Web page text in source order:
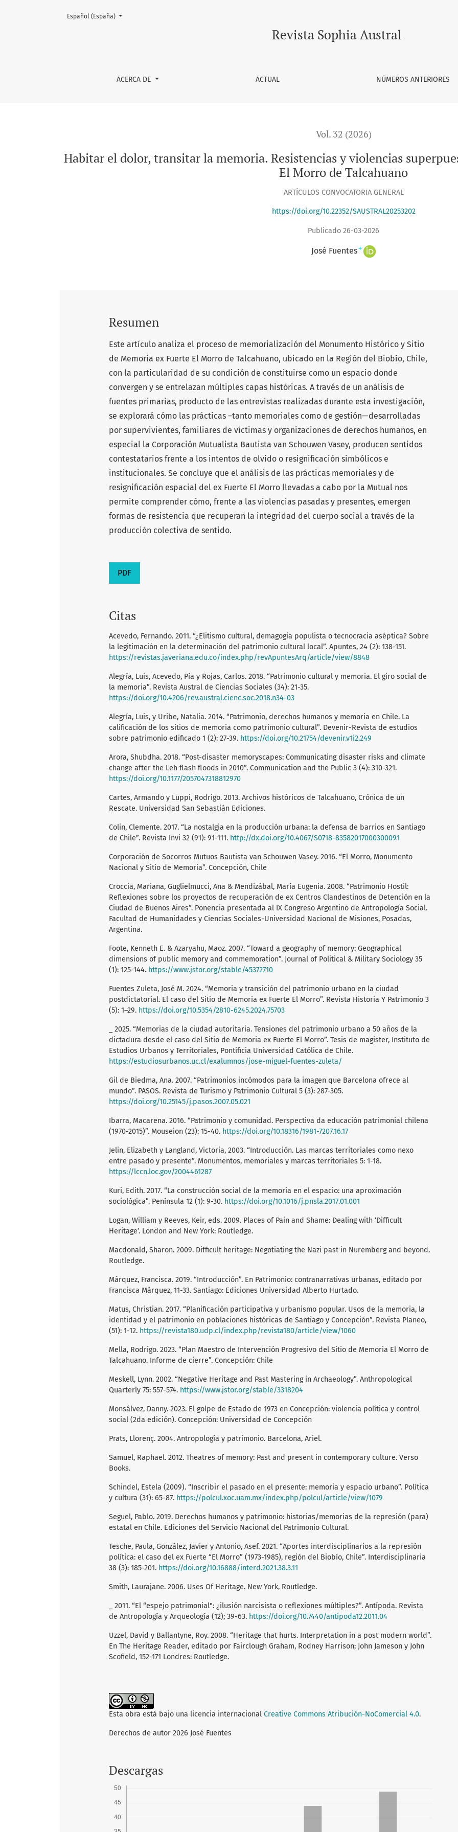
Habitar el dolor, transitar la memoria. Resistencias y violencias superpuestas desde el caso del ex Fuerte
Revista Sophia Austral
ACERCA DE ACTUAL NÚMEROS ANTERIORES
Cambiar el idioma. El actual es:
Español (España)
Vol. 32 (2026)
Habitar el dolor, transitar la memoria. Resistencias y violencias
El Morro de Talcahuano
ARTÍCULOS CONVOCATORIA GENERAL
https://doi.org/10.22352/SAUSTRAL20253202
Publicado 26-03-2026
José Fuentes+
Resumen
Este artículo analiza el proceso de memorialización del Monumento Histórico y Sitio
de Memoria ex Fuerte El Morro de Talcahuano, ubicado en la Región del Biobío, Chile,
con la particularidad de su condición de constituirse como un espacio donde
convergen y se entrelazan múltiples capas históricas. A través de un análisis de
fuentes primarias, producto de las entrevistas realizadas durante esta investigación,
se explorará cómo las prácticas –tanto memoriales como de gestión—desarrolladas
por supervivientes, familiares de víctimas y organizaciones de derechos humanos, en
especial la Corporación Mutualista Bautista van Schouwen Vasey, producen sentidos
contestatarios frente a los intentos de olvido o resignificación simbólicos e
institucionales. Se concluye que el análisis de las prácticas memoriales y de
resignificación espacial del ex Fuerte El Morro llevadas a cabo por la Mutual nos
permite comprender cómo, frente a las violencias pasadas y presentes, emergen
formas de resistencia que recuperan la integridad del cuerpo social a través de la
producción colectiva de sentido.
PDF
Citas
Acevedo, Fernando. 2011. “¿Elitismo cultural, demagogia populista o tecnocracia aséptica? Sobre
la legitimación en la determinación del patrimonio cultural local”. Apuntes, 24 (2): 138-151.
https://revistas.javeriana.edu.co/index.php/revApuntesArq/article/view/8848
Alegría, Luis, Acevedo, Pía y Rojas, Carlos. 2018. “Patrimonio cultural y memoria. El giro social de
la memoria”. Revista Austral de Ciencias Sociales (34): 21-35.
https://doi.org/10.4206/rev.austral.cienc.soc.2018.n34-03
Alegría, Luis, y Uribe, Natalia. 2014. “Patrimonio, derechos humanos y memoria en Chile. La
calificación de los sitios de memoria como patrimonio cultural”. Devenir-Revista de estudios
sobre patrimonio edificado 1 (2): 27-39. https://doi.org/10.21754/devenir.v1i2.249
Arora, Shubdha. 2018. “Post-disaster memoryscapes: Communicating disaster risks and climate
change after the Leh flash floods in 2010”. Communication and the Public 3 (4): 310-321.
https://doi.org/10.1177/2057047318812970
Cartes, Armando y Luppi, Rodrigo. 2013. Archivos históricos de Talcahuano, Crónica de un
Rescate. Universidad San Sebastián Ediciones.
Colin, Clemente. 2017. “La nostalgia en la producción urbana: la defensa de barrios en Santiago
de Chile”. Revista Invi 32 (91): 91-111. http://dx.doi.org/10.4067/S0718-83582017000300091
Corporación de Socorros Mutuos Bautista van Schouwen Vasey. 2016. “El Morro, Monumento
Nacional y Sitio de Memoria”. Concepción, Chile
Croccia, Mariana, Guglielmucci, Ana & Mendizábal, María Eugenia. 2008. “Patrimonio Hostil:
Reflexiones sobre los proyectos de recuperación de ex Centros Clandestinos de Detención en la
Ciudad de Buenos Aires”. Ponencia presentada al IX Congreso Argentino de Antropología Social.
Facultad de Humanidades y Ciencias Sociales-Universidad Nacional de Misiones, Posadas,
Argentina.
Foote, Kenneth E. & Azaryahu, Maoz. 2007. “Toward a geography of memory: Geographical
dimensions of public memory and commemoration”. Journal of Political & Military Sociology 35
(1): 125-144. https://www.jstor.org/stable/45372710
Fuentes Zuleta, José M. 2024. “Memoria y transición del patrimonio urbano en la ciudad
postdictatorial. El caso del Sitio de Memoria ex Fuerte El Morro”. Revista Historia Y Patrimonio 3
(5): 1–29. https://doi.org/10.5354/2810-6245.2024.75703
_ 2025. “Memorias de la ciudad autoritaria. Tensiones del patrimonio urbano a 50 años de la
dictadura desde el caso del Sitio de Memoria ex Fuerte El Morro”. Tesis de magister, Instituto de
Estudios Urbanos y Territoriales, Pontificia Universidad Católica de Chile.
https://estudiosurbanos.uc.cl/exalumnos/jose-miguel-fuentes-zuleta/
Gil de Biedma, Ana. 2007. “Patrimonios incómodos para la imagen que Barcelona ofrece al
mundo”. PASOS. Revista de Turismo y Patrimonio Cultural 5 (3): 287-305.
https://doi.org/10.25145/j.pasos.2007.05.021
Ibarra, Macarena. 2016. “Patrimonio y comunidad. Perspectiva da educación patrimonial chilena
(1970-2015)”. Mouseion (23): 15-40. https://doi.org/10.18316/1981-7207.16.17
Jelin, Elizabeth y Langland, Victoria, 2003. “Introducción. Las marcas territoriales como nexo
entre pasado y presente”. Monumentos, memoriales y marcas territoriales 5: 1-18.
https://lccn.loc.gov/2004461287
Kuri, Edith. 2017. “La construcción social de la memoria en el espacio: una aproximación
sociológica”. Península 12 (1): 9-30. https://doi.org/10.1016/j.pnsla.2017.01.001
Logan, William y Reeves, Keir, eds. 2009. Places of Pain and Shame: Dealing with ‘Difficult
Heritage’. London and New York: Routledge.
Macdonald, Sharon. 2009. Difficult heritage: Negotiating the Nazi past in Nuremberg and beyond.
Routledge.
Márquez, Francisca. 2019. “Introducción”. En Patrimonio: contranarrativas urbanas, editado por
Francisca Márquez, 11-33. Santiago: Ediciones Universidad Alberto Hurtado.
Matus, Christian. 2017. “Planificación participativa y urbanismo popular. Usos de la memoria, la
identidad y el patrimonio en poblaciones históricas de Santiago y Concepción”. Revista Planeo,
(51): 1-12. https://revista180.udp.cl/index.php/revista180/article/view/1060
Mella, Rodrigo. 2023. “Plan Maestro de Intervención Progresivo del Sitio de Memoria El Morro de
Talcahuano. Informe de cierre”. Concepción: Chile
Meskell, Lynn. 2002. “Negative Heritage and Past Mastering in Archaeology”. Anthropological
Quarterly 75: 557-574. https://www.jstor.org/stable/3318204
Monsálvez, Danny. 2023. El golpe de Estado de 1973 en Concepción: violencia política y control
social (2da edición). Concepción: Universidad de Concepción
Prats, Llorenç. 2004. Antropología y patrimonio. Barcelona, Ariel.
Samuel, Raphael. 2012. Theatres of memory: Past and present in contemporary culture. Verso
Books.
Schindel, Estela (2009). “Inscribir el pasado en el presente: memoria y espacio urbano”. Política
y cultura (31): 65-87. https://polcul.xoc.uam.mx/index.php/polcul/article/view/1079
Seguel, Pablo. 2019. Derechos humanos y patrimonio: historias/memorias de la represión (para)
estatal en Chile. Ediciones del Servicio Nacional del Patrimonio Cultural.
Tesche, Paula, González, Javier y Antonio, Asef. 2021. “Aportes interdisciplinarios a la represión
política: el caso del ex Fuerte “El Morro” (1973-1985), región del Biobío, Chile”. Interdisciplinaria
38 (3): 185-201. https://doi.org/10.16888/interd.2021.38.3.11
Smith, Laurajane. 2006. Uses Of Heritage. New York, Routledge.
_ 2011. “El “espejo patrimonial": ¿ilusión narcisista o reflexiones múltiples?”. Antípoda. Revista
de Antropología y Arqueología (12); 39-63. https://doi.org/10.7440/antipoda12.2011.04
Uzzel, David y Ballantyne, Roy. 2008. “Heritage that hurts. Interpretation in a post modern world”.
En The Heritage Reader, editado por Fairclough Graham, Rodney Harrison; John Jameson y John
Scofield, 152-171 Londres: Routledge.
Esta obra está bajo una licencia internacional Creative Commons Atribución-NoComercial 4.0.
Derechos de autor 2026 José Fuentes
Descargas